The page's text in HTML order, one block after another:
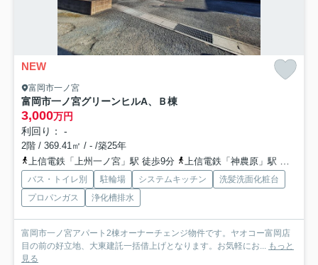
NEW
富岡市一ノ宮
富岡市一ノ宮グリーンヒルA、Ｂ棟
3,000万円
利回り： -
2階 / 369.41㎡ / - /築25年
上信電鉄「上州一ノ宮」駅 徒歩9分
上信電鉄「神農原」駅 徒歩26分
バス・トイレ別 駐輪場 システムキッチン
洗髪洗面化粧台
プロパンガス
浄化槽排水
富岡市一ノ宮アパート2棟オーナーチェンジ物件です。ヤオコー富岡店
目の前の好立地、大東建託一括借上げとなります。お気軽にお... もっと
見る